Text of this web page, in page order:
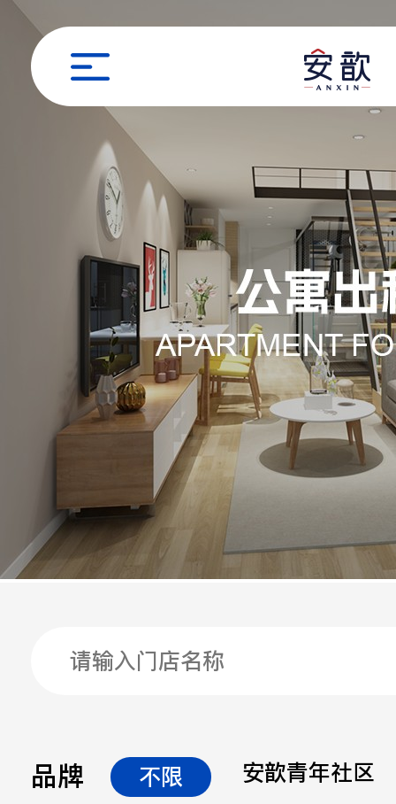
品牌 不限
安歆青年社区
职位申请
姓名
手机
公司
邮箱
留言